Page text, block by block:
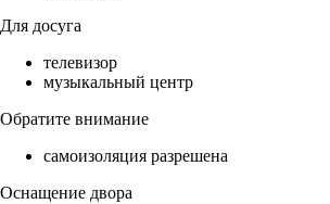
Для досуга
телевизор
музыкальный центр
Обратите внимание
самоизоляция разрешена
Оснащение двора